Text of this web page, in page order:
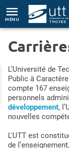
MENU
Accueil Pied de
L’Université de
Public à
compte 167
personnels
développement,
nouvelles
L'UTT est
de